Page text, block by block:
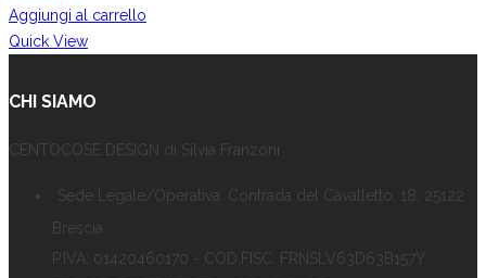
Aggiungi al carrello
Quick View
CHI SIAMO
CENTOCOSE DESIGN di Silvia Franzoni
Sede Legale/Operativa: Contrada del Cavalletto, 18, 25122
Brescia
P.IVA: 01420460170 - COD.FISC: FRNSLV63D63B157Y